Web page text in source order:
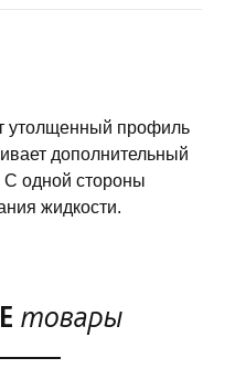
утолщенный профиль
дополнительный
С одной стороны
жидкости.
товары